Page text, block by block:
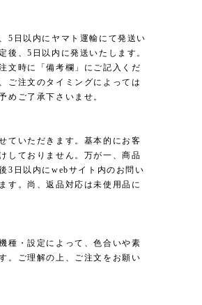
5日以内にヤマト運輸にて発送い
後、5日以内に発送いたします。
文時に「備考欄」にご記入くだ
ご注文のタイミングによっては
めご了承下さいませ。
ていただきます。基本的にお客
しておりません。万が一、商品
3日以内にwebサイト内のお問い
す。尚、返品対応は未使用品に
種・設定によって、色合いや素
。ご理解の上、ご注文をお願い